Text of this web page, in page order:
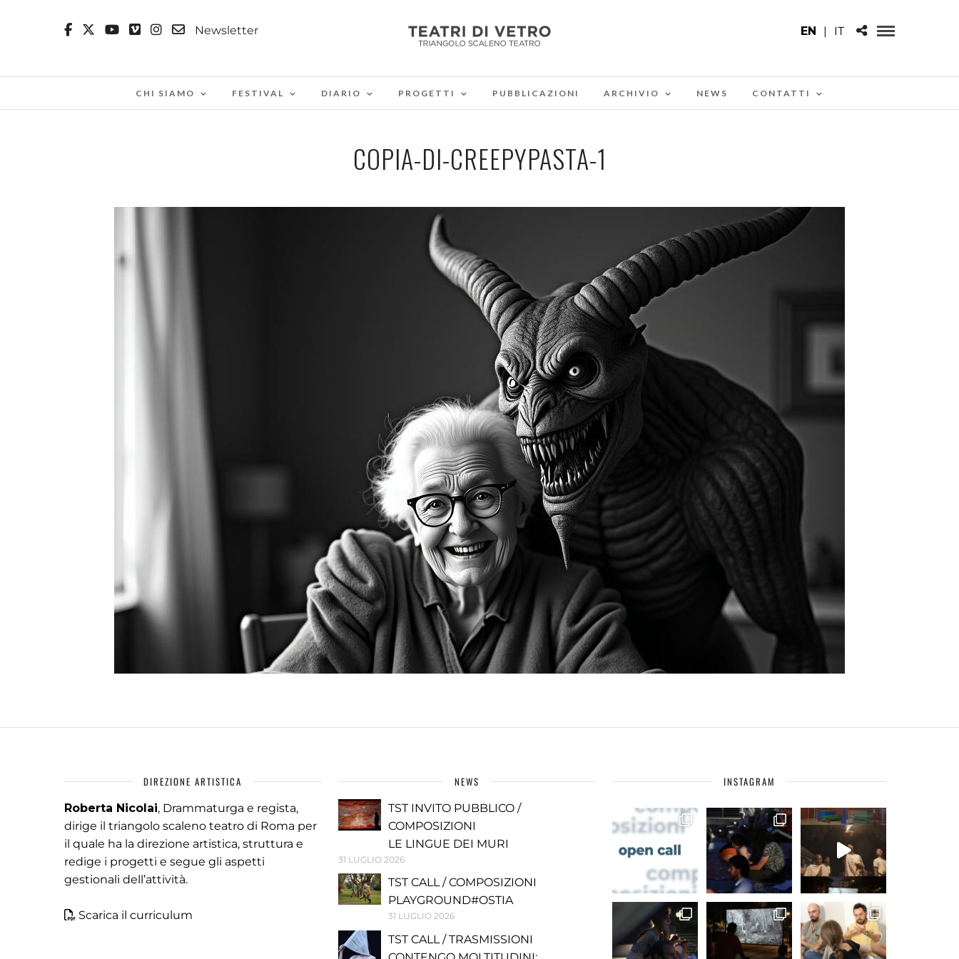
Newsletter EN | IT
CHI SIAMO FESTIVAL DIARIO PROGETTI PUBBLICAZIONI ARCHIVIO NEWS CONTATTI
COPIA-DI-CREEPYPASTA-1
DIREZIONE ARTISTICA
Roberta Nicolai, Drammaturga e regista,
dirige il triangolo scaleno teatro di Roma per
il quale ha la direzione artistica, struttura e
redige i progetti e segue gli aspetti
gestionali dell’attività.
Scarica il curriculum
NEWS
TST INVITO PUBBLICO /
COMPOSIZIONI
LE LINGUE DEI MURI
31 LUGLIO 2026
TST CALL / COMPOSIZIONI
PLAYGROUND#OSTIA
31 LUGLIO 2026
TST CALL / TRASMISSIONI
INSTAGRAM